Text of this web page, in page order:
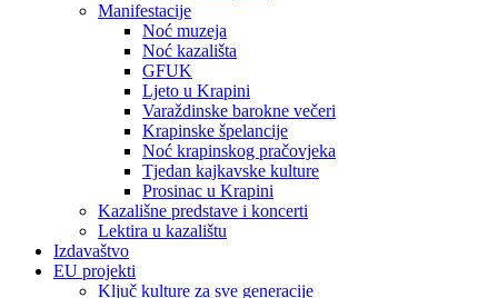
Manifestacije
Noć muzeja
Noć kazališta
GFUK
Ljeto u Krapini
Varaždinske barokne večeri
Krapinske špelancije
Noć krapinskog pračovjeka
Tjedan kajkavske kulture
Prosinac u Krapini
Kazališne predstave i koncerti
Lektira u kazalištu
Izdavaštvo
EU projekti
Ključ kulture za sve generacije